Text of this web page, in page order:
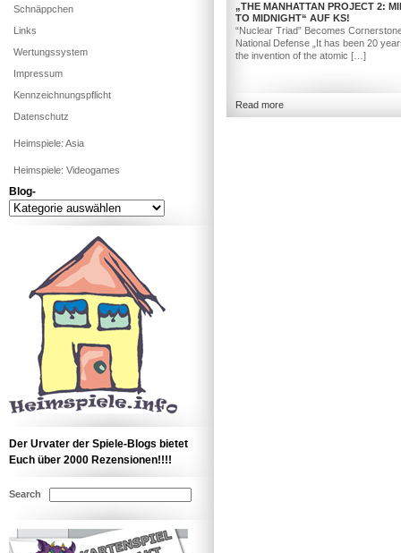
„THE MANHATTAN PROJECT 2:
TO MIDNIGHT“ AUF KS!
“Nuclear Triad” Becomes
National Defense „It has been 20
the invention of the atomic […]
Read more
Schnäppchen
Links
Wertungssystem
Impressum
Kennzeichnungspflicht
Datenschutz
Heimspiele: Asia
Heimspiele: Videogames
Blog-
Blog-
Der Urvater der Spiele-Blogs bietet
Euch über 2000 Rezensionen!!!!
Search